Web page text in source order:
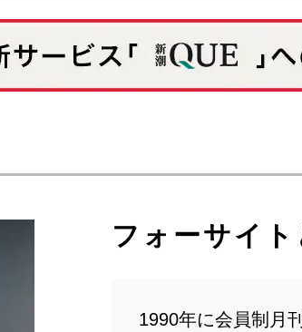
フォーサイト
1990年に会員制月